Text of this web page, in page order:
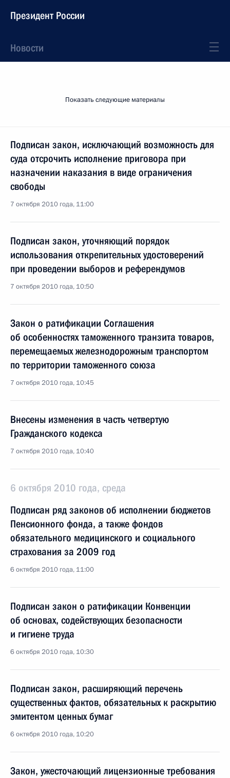
Президент России
Новости
Показать следующие материалы
Подписан закон, исключающий возможность для
суда отсрочить исполнение приговора при
назначении наказания в виде ограничения
свободы
7 октября 2010 года, 11:00
Подписан закон, уточняющий порядок
использования открепительных удостоверений
при проведении выборов и референдумов
7 октября 2010 года, 10:50
Закон о ратификации Соглашения
об особенностях таможенного транзита товаров,
перемещаемых железнодорожным транспортом
по территории таможенного союза
7 октября 2010 года, 10:45
Внесены изменения в часть четвертую
Гражданского кодекса
7 октября 2010 года, 10:40
6 октября 2010 года, среда
Подписан ряд законов об исполнении бюджетов
Пенсионного фонда, а также фондов
обязательного медицинского и социального
страхования за 2009 год
6 октября 2010 года, 11:00
Подписан закон о ратификации Конвенции
об основах, содействующих безопасности
и гигиене труда
6 октября 2010 года, 10:30
Подписан закон, расширяющий перечень
существенных фактов, обязательных к раскрытию
эмитентом ценных бумаг
6 октября 2010 года, 10:20
Закон, ужесточающий лицензионные требования